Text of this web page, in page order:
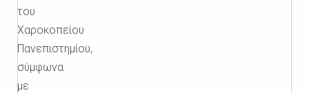
του
Χαροκοπείου
Πανεπιστημίου,
σύμφωνα
με